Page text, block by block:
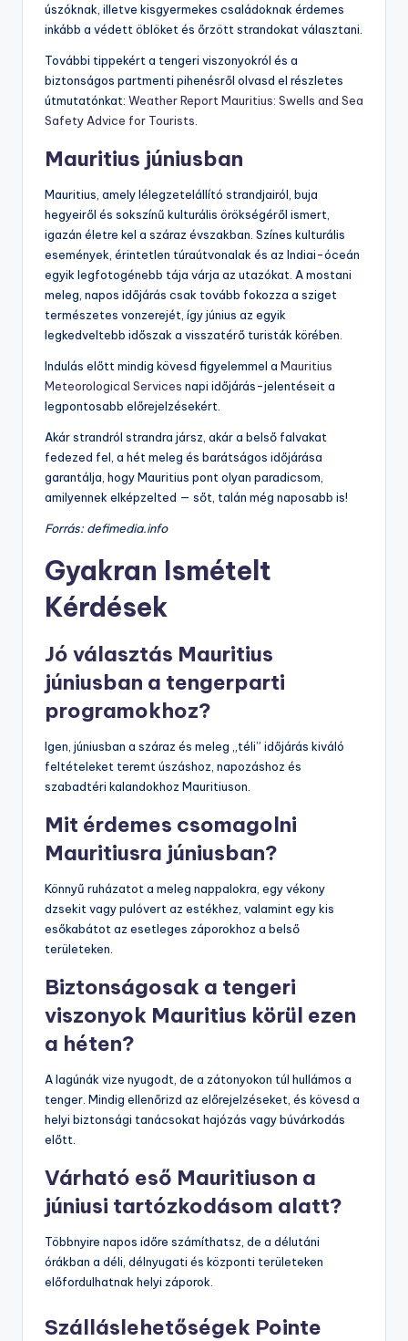
úszóknak, illetve kisgyermekes családoknak érdemes
inkább a védett öblöket és őrzött strandokat választani.
További tippekért a tengeri viszonyokról és a
biztonságos partmenti pihenésről olvasd el részletes
útmutatónkat: Weather Report Mauritius: Swells and Sea
Safety Advice for Tourists
Mauritius júniusban
Mauritius, amely lélegzetelállító strandjairól, buja
hegyeiről és sokszínű kulturális örökségéről ismert,
igazán életre kel a száraz évszakban. Színes kulturális
események, érintetlen túraútvonalak és az Indiai-óceán
egyik legfotogénebb tája várja az utazókat. A mostani
meleg, napos időjárás csak tovább fokozza a sziget
természetes vonzerejét, így június az egyik
legkedveltebb időszak a visszatérő turisták körében.
Indulás előtt mindig kövesd figyelemmel a Mauritius
Meteorological Services napi időjárás-jelentéseit a
legpontosabb előrejelzésekért.
Akár strandról strandra jársz, akár a belső falvakat
fedezed fel, a hét meleg és barátságos időjárása
garantálja, hogy Mauritius pont olyan paradicsom,
amilyennek elképzelted — sőt, talán még naposabb is!
Forrás: defimedia.info
Gyakran Ismételt
Kérdések
Jó választás Mauritius
júniusban a tengerparti
programokhoz?
Igen, júniusban a száraz és meleg „téli” időjárás kiváló
feltételeket teremt úszáshoz, napozáshoz és
szabadtéri kalandokhoz Mauritiuson.
Mit érdemes csomagolni
Mauritiusra júniusban?
Könnyű ruházatot a meleg nappalokra, egy vékony
dzsekit vagy pulóvert az estékhez, valamint egy kis
esőkabátot az esetleges záporokhoz a belső
területeken.
Biztonságosak a tengeri
viszonyok Mauritius körül ezen
a héten?
A lagúnák vize nyugodt, de a zátonyokon túl hullámos a
tenger. Mindig ellenőrizd az előrejelzéseket, és kövesd a
helyi biztonsági tanácsokat hajózás vagy búvárkodás
előtt.
Várható eső Mauritiuson a
júniusi tartózkodásom alatt?
Többnyire napos időre számíthatsz, de a délutáni
órákban a déli, délnyugati és központi területeken
előfordulhatnak helyi záporok.
Szálláslehetőségek Pointe